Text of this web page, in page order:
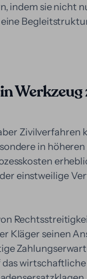
indem sie nicht
Werkzeug
Zivilverfahren
in
einstweilige
Kläger seinen